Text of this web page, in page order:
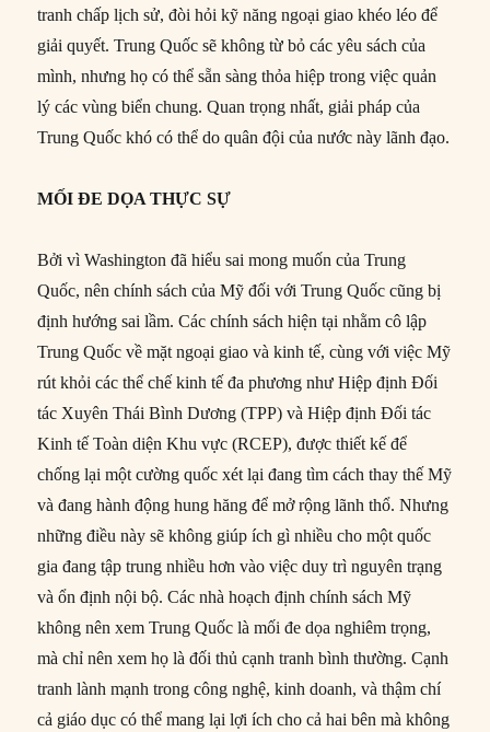
tranh chấp lịch sử, đòi hỏi kỹ năng ngoại giao khéo léo để
giải quyết. Trung Quốc sẽ không từ bỏ các yêu sách của
mình, nhưng họ có thể sẵn sàng thỏa hiệp trong việc quản
lý các vùng biển chung. Quan trọng nhất, giải pháp của
Trung Quốc khó có thể do quân đội của nước này lãnh đạo.
MỐI ĐE DỌA THỰC SỰ
Bởi vì Washington đã hiểu sai mong muốn của Trung
Quốc, nên chính sách của Mỹ đối với Trung Quốc cũng bị
định hướng sai lầm. Các chính sách hiện tại nhằm cô lập
Trung Quốc về mặt ngoại giao và kinh tế, cùng với việc Mỹ
rút khỏi các thể chế kinh tế đa phương như Hiệp định Đối
tác Xuyên Thái Bình Dương (TPP) và Hiệp định Đối tác
Kinh tế Toàn diện Khu vực (RCEP), được thiết kế để
chống lại một cường quốc xét lại đang tìm cách thay thế Mỹ
và đang hành động hung hăng để mở rộng lãnh thổ. Nhưng
những điều này sẽ không giúp ích gì nhiều cho một quốc
gia đang tập trung nhiều hơn vào việc duy trì nguyên trạng
và ổn định nội bộ. Các nhà hoạch định chính sách Mỹ
không nên xem Trung Quốc là mối đe dọa nghiêm trọng,
mà chỉ nên xem họ là đối thủ cạnh tranh bình thường. Cạnh
tranh lành mạnh trong công nghệ, kinh doanh, và thậm chí
cả giáo dục có thể mang lại lợi ích cho cả hai bên mà không